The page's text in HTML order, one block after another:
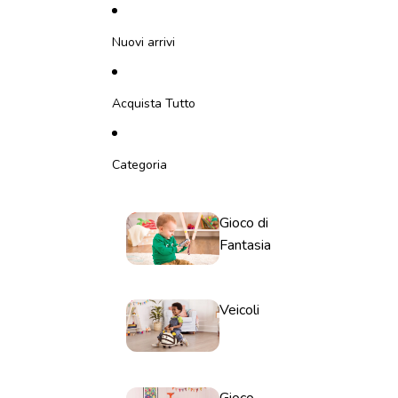
Nuovi arrivi
Acquista Tutto
Categoria
Gioco di
Fantasia
Veicoli